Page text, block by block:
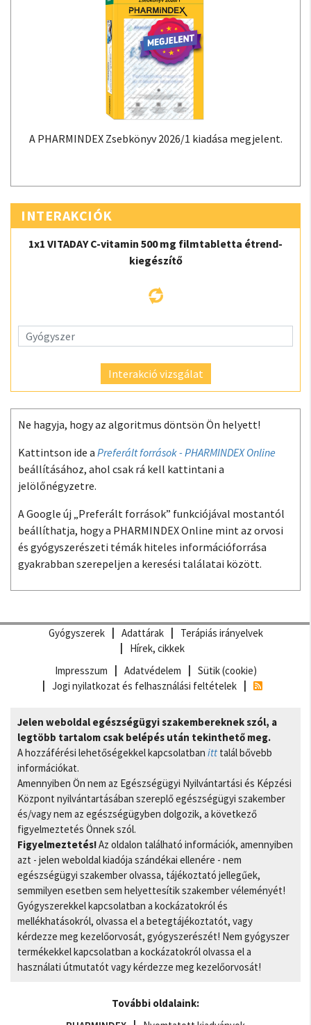
A PHARMINDEX Zsebkönyv 2026/1 kiadása megjelent.
INTERAKCIÓK
1x1 VITADAY C-vitamin 500 mg filmtabletta étrend-
kiegészítő
Interakció vizsgálat
Ne hagyja, hogy az algoritmus döntsön Ön helyett!
Kattintson ide a Preferált források - PHARMINDEX Online
beállításához, ahol csak rá kell kattintani a
jelölőnégyzetre.
A Google új „Preferált források” funkciójával mostantól
beállíthatja, hogy a PHARMINDEX Online mint az orvosi
és gyógyszerészeti témák hiteles információforrása
gyakrabban szerepeljen a keresési találatai között.
Gyógyszerek Adattárak
Terápiás irányelvek
Hírek, cikkek
Impresszum
Adatvédelem
Sütik (cookie)
Jogi nyilatkozat és felhasználási feltételek
Jelen weboldal egészségügyi szakembereknek szól, a
legtöbb tartalom csak belépés után tekinthető meg.
A hozzáférési lehetőségekkel kapcsolatban itt talál bővebb
információkat.
Amennyiben Ön nem az Egészségügyi Nyilvántartási és Képzési
Központ nyilvántartásában szereplő egészségügyi szakember
és/vagy nem az egészségügyben dolgozik, a következő
figyelmeztetés Önnek szól.
Figyelmeztetés!Az oldalon található információk, amennyiben
azt - jelen weboldal kiadója szándékai ellenére - nem
egészségügyi szakember olvassa, tájékoztató jellegűek,
semmilyen esetben sem helyettesítik szakember véleményét!
Gyógyszerekkel kapcsolatban a kockázatokról és
mellékhatásokról, olvassa el a betegtájékoztatót, vagy
kérdezze meg kezelőorvosát, gyógyszerészét! Nem gyógyszer
termékekkel kapcsolatban a kockázatokról olvassa el a
használati útmutatót vagy kérdezze meg kezelőorvosát!
További oldalaink: